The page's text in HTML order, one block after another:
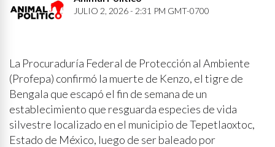
JULIO 2, 2026 - 2:31 PM GMT-0700
La Procuraduría Federal de Protección al Ambiente
(Profepa) confirmó la muerte de Kenzo, el tigre de
Bengala que escapó el fin de semana de un
establecimiento que resguarda especies de vida
silvestre localizado en el municipio de Tepetlaoxtoc,
Estado de México, luego de ser baleado por